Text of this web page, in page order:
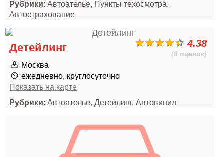
Рубрики: Автоателье, Пункты техосмотра,
Автострахование
4.38
(8 оценок)
Детейлинг
Москва
ежедневно, круглосуточно
Показать на карте
Рубрики: Автоателье, Детейлинг, Автовинил